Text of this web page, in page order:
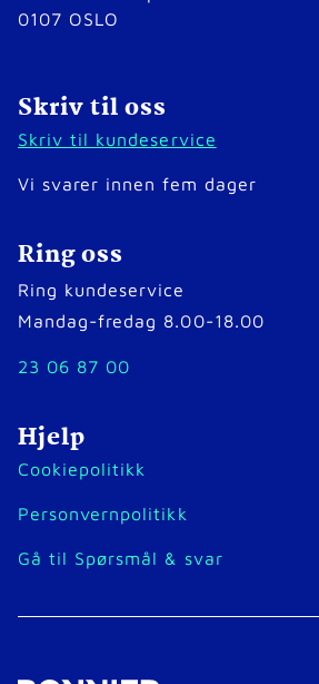
0107 OSLO
Skriv til oss
Skriv til kundeservice
Vi svarer innen fem dager
Ring oss
Ring kundeservice
Mandag-fredag 8.00-18.00
23 06 87 00
Hjelp
Cookiepolitikk
Personvernpolitikk
Gå til Spørsmål & svar